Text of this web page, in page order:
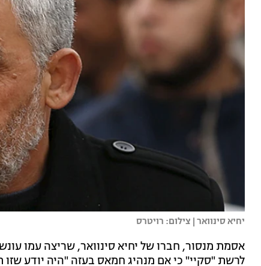
יחיא סינוואר | צילום: רויטרס
אסמת מנסור, חברו של יחיא סינוואר, שריצה עמו